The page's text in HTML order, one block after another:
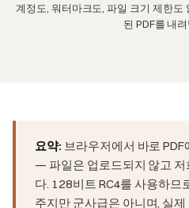
계정도, 워터마크도, 파일 크기 제한
된 PDF를 내
요약: 브라우저에서 바로
— 파일은 업로드되지 않고 저
다. 128비트 RC4를 사용하므
주지만 군사급은 아니며, 실